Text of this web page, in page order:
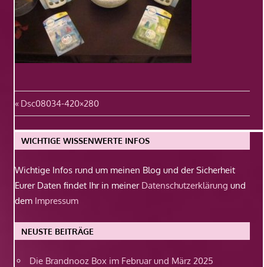
Beitragsnavigation
Vorheriger
Beitrag:
Dsc08034-420×280
WICHTIGE WISSENWERTE INFOS
Wichtige Infos rund um meinen Blog und der Sicherheit
Eurer Daten findet Ihr in meiner Datenschutzerklärung und
dem Impressum
NEUSTE BEITRÄGE
Die Brandnooz Box im Februar und März 2025